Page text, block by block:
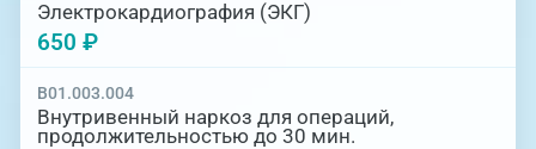
Электрокардиография (ЭКГ)
650 ₽
B01.003.004
Внутривенный наркоз для операций,
продолжительностью до 30 мин.